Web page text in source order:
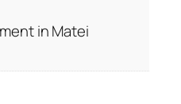
in Matei